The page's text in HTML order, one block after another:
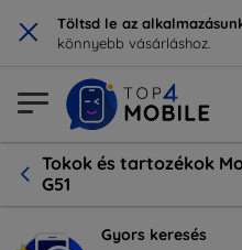
× Töltsd le az
könnyebb vásárláshoz.
Tokok és tartozékok
G51
Gyors keresés